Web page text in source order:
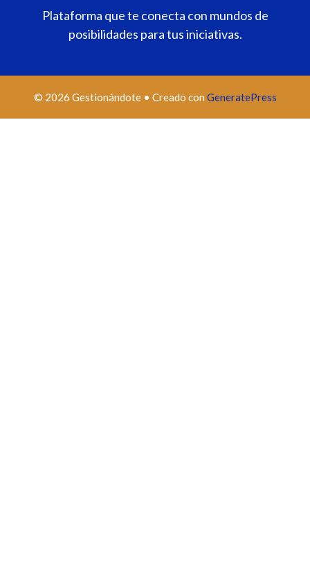
Plataforma que te conecta con mundos de
posibilidades para tus iniciativas.
© 2026 Gestionándote• Creado con GeneratePress